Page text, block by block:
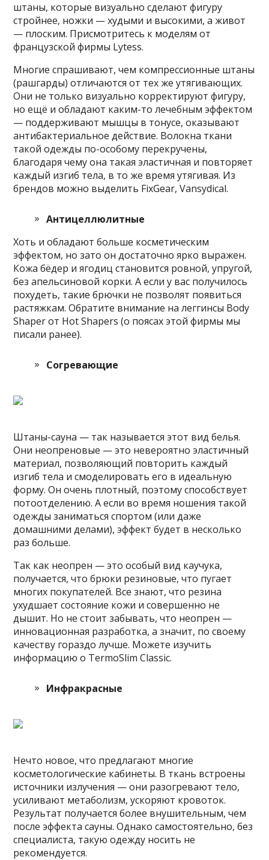
штаны, которые визуально сделают фигуру
стройнее, ножки — худыми и высокими, а живот
— плоским. Присмотритесь к моделям от
французской фирмы Lytess.
Многие спрашивают, чем компрессионные штаны
(рашгарды) отличаются от тех же утягивающих.
Они не только визуально корректируют фигуру,
но ещё и обладают каким-то лечебным эффектом
— поддерживают мышцы в тонусе, оказывают
антибактериальное действие. Волокна ткани
такой одежды по-особому перекручены,
благодаря чему она такая эластичная и повторяет
каждый изгиб тела, в то же время утягивая. Из
брендов можно выделить FixGear, Vansydical.
Антицеллюлитные
Хоть и обладают больше косметическим
эффектом, но зато он достаточно ярко выражен.
Кожа бёдер и ягодиц становится ровной, упругой,
без апельсиновой корки. А если у вас получилось
похудеть, такие брючки не позволят появиться
растяжкам. Обратите внимание на леггинсы Body
Shaper от Hot Shapers (о поясах этой фирмы мы
писали ранее).
Согревающие
Штаны-сауна — так называется этот вид белья.
Они неопреновые — это невероятно эластичный
материал, позволяющий повторить каждый
изгиб тела и смоделировать его в идеальную
форму. Он очень плотный, поэтому способствует
потоотделению. А если во время ношения такой
одежды заниматься спортом (или даже
домашними делами), эффект будет в несколько
раз больше.
Так как неопрен — это особый вид каучука,
получается, что брюки резиновые, что пугает
многих покупателей. Все знают, что резина
ухудшает состояние кожи и совершенно не
дышит. Но не стоит забывать, что неопрен —
инновационная разработка, а значит, по своему
качеству гораздо лучше. Можете изучить
информацию о TermoSlim Classic.
Инфракрасные
Нечто новое, что предлагают многие
косметологические кабинеты. В ткань встроены
источники излучения — они разогревают тело,
усиливают метаболизм, ускоряют кровоток.
Результат получается более внушительным, чем
после эффекта сауны. Однако самостоятельно, без
специалиста, такую одежду носить не
рекомендуется.